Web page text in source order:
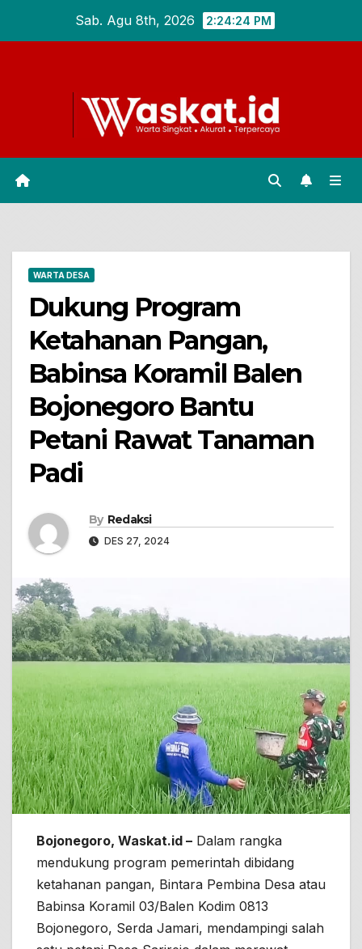
Sab. Agu 8th, 2026 2:24:25 PM
WARTA DESA
Dukung Program
Ketahanan Pangan,
Babinsa Koramil Balen
Bojonegoro Bantu
Petani Rawat Tanaman
Padi
By Redaksi
DES 27, 2024
Bojonegoro, Waskat.id – Dalam rangka
mendukung program pemerintah dibidang
ketahanan pangan, Bintara Pembina Desa atau
Babinsa Koramil 03/Balen Kodim 0813
Bojonegoro, Serda Jamari, mendampingi salah